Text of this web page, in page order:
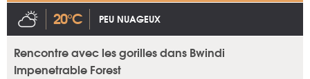
20°C PEU NUAGEUX
Rencontre avec les gorilles dans Bwindi
Impenetrable Forest